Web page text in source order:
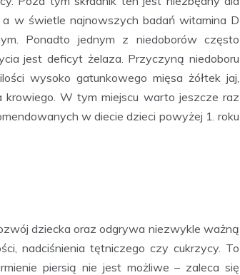
a w świetle najnowszych badań witamina D
Ponadto jednym z niedoborów często
jest deficyt żelaza. Przyczyną niedoboru
wysoko gatunkowego mięsa żółtek jaj,
W tym miejscu warto jeszcze raz
w diecie dzieci powyżej 1. roku
dziecka oraz odgrywa niezwykle ważną
nadciśnienia tętniczego czy cukrzycy. To
piersią nie jest możliwe – zaleca się